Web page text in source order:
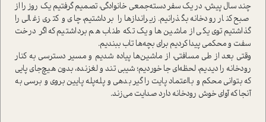
چند سال پیش، در یک سفر دسته‌جمعی خانوادگی، تصمیم گرفتیم یک روز را از
صبح کنار رودخانه بگذرانیم. زیراندازها را برداشتیم، چای و کتری زغالی را
گذاشتیم توی یکی از ماشین‌ها و یک تکه طناب هم برداشتیم که اگر درخت
سفت و محکمی پیدا کردیم برای بچه‌ها تاب ببندیم.
وقتی بعد از طی مسافتی، از ماشین‌ها پیاده شدیم و مسیر دسترسی به کنار
رودخانه را دیدیم، لحظه‌ای جا خوردیم؛ شیبی تند و لغزنده، بدون هیچ‌جای پایی
که بتوانی محکم و بااعتماد پایت را گیر بدهی و پله‌پله پایین بروی و برسی به
آنجا که آوای خوش رودخانه دارد صدایت می‌زند.